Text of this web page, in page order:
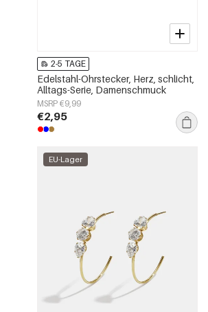
2-5 TAGE
Edelstahl-Ohrstecker, Herz, schlicht,
Alltags-Serie, Damenschmuck
MSRP €9,99
€2,95
EU-Lager